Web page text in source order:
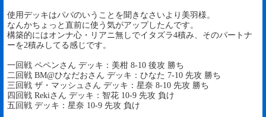
使用デッキはパパのいうことを聞きなさいより美羽様。
なんかちょっと直前に使う気がアップしたんです。
構築的にはオンナ心・リアニ無しでイタズラ4積み、そのパートナ
ーを2積みしてる感じです。
一回戦 ペペンさん デッキ：美柑 8-10 後攻 勝ち
二回戦 BM@ひなだおさん デッキ：ひなた 7-10 先攻 勝ち
三回戦 ザ・マッシュさん デッキ：星奈 8-10 先攻 勝ち
四回戦 Rekiさん デッキ：智花 10-9 先攻 負け
五回戦 デッキ：星奈 10-9 先攻 負け